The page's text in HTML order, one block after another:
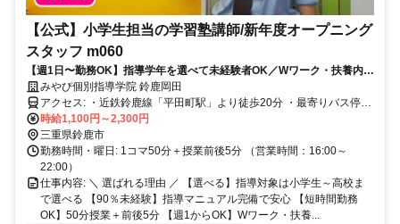
【公式】小学生担当の学習塾講師/新年度オープニング
スタッフ m060
【週1日〜勤務OK】指導学年を選べて未経験者OK／Wワーク・扶養内
OK／大学生・専門学校生・フリーター・主婦活躍中
みやび個別指導学院 鈴鹿岡田
アクセス: ・近鉄鈴鹿線「平田町駅」より徒歩20分 ・最寄りバス停徒
歩3分
時給1,100円～2,300円
三重県鈴鹿市
勤務時間・曜日: 1コマ50分＋授業前後5分 （営業時間：16:00～
22:00）
仕事内容: ＼ 選ばれる理由 ／ 【選べる】指導対象は小学生～高校ま
で選べる 【90％未経験】指導マニュアル完備で安心 【短時間勤務
OK】50分授業＋前後5分 【週1からOK】Wワーク・扶養...